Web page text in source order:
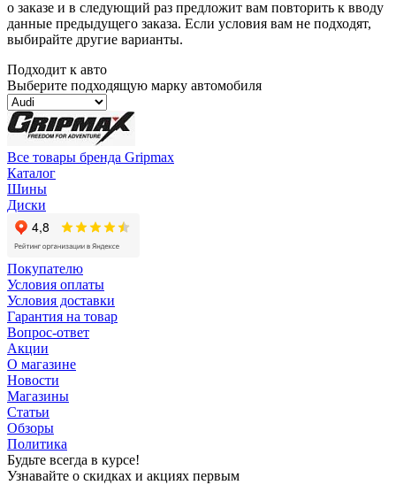
о заказе и в следующий раз предложит вам повторить к вводу
данные предыдущего заказа. Если условия вам не подходят,
выбирайте другие варианты.
Подходит к авто
Выберите подходящую марку автомобиля
Все товары бренда Gripmax
Каталог
Шины
Диски
Покупателю
Условия оплаты
Условия доставки
Гарантия на товар
Вопрос-ответ
Акции
О магазине
Новости
Магазины
Статьи
Обзоры
Политика
Будьте всегда в курсе!
Узнавайте о скидках и акциях первым